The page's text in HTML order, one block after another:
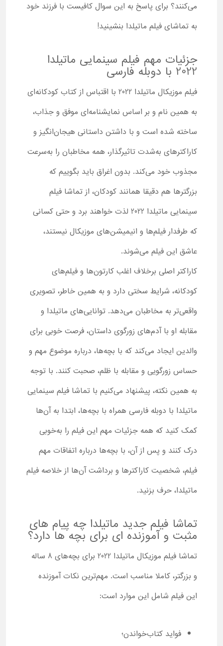
می‌کنند؟ برای پاسخ به این سوال کافیست با فرزند خود
به تماشای فیلم ماتیلدا بنشینید!
جزئیات مهم فیلم سینمایی ماتیلدا
2022 با دوبله فارسی
فیلم موزیکال ماتیلدا 2022 با اقتباس از کتاب کودکانه‌ای
به همین نام و بر اساس نمایشنامه‌ای موفق و جذاب،
ساخته شده است و با داشتن داستانی هیجان‌انگیز و
کاراکترهای به‌شدت تاثیرگذار، همه مخاطبان را به‌سرعت
مجذوب خود می‌کند. بدون اغراق باید بگوییم که
بزرگترها هم دقیقا همانند کودکان، از تماشا فیلم
سینمایی ماتیلدا 2022 لذت خواهند برد و حتی کسانی
که طرفدار فیلم‌ها و انیمیشن‌های موزیکال نیستند،
عاشق این فیلم می‌شوند.
کاراکتر اصلی برخلاف اغلب کارتون‌ها و فیلم‌های
کودکانه، شرایط سختی دارد و به همین خاطر، تصویری
واقعی‌تر به مخاطبان می‌دهد. توانایی‌های ماتیلدا و
مقابله او با آدم‌های زورگوی داستان، فرصت خوبی برای
والدین ایجاد می‌کند که با بچه‌ها، درباره موضوع مهم و
حساس زورگویی و مقابله با ظلم، صحبت کنند. با توجه
به همین نکته، پیشنهاد می‌کنیم با تماشا فیلم سینمایی
ماتیلدا با دوبله فارسی همراه با بچه‌ها، ابتدا به آن‌ها
کمک کنید که همه جزئیات مهم این فیلم را به‌خوبی
درک کنند و پس از آن، با بچه‌ها درباره اتفاقات مهم
فیلم، شخصیت کاراکترها و برداشت آن‌ها از خلاصه فیلم
ماتیلدا، حرف بزنید.
تماشا فیلم جدید ماتیلدا چه پیام های
مثبت و آموزنده ای برای بچه ها دارد؟
تماشا فیلم موزیکال ماتیلدا 2022 برای بچه‌های 8 ساله
و بزرگتر، کاملا مناسب است. مهم‌ترین نکات آموزنده
این فیلم شامل این موارد است:
فواید کتاب‌خواندن؛